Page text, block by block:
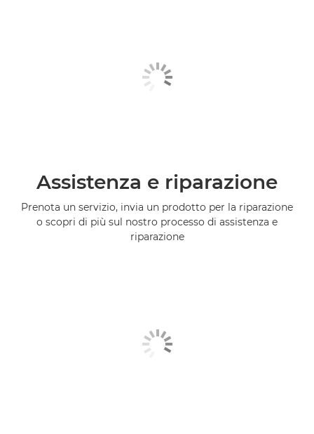
Assistenza e riparazione
Prenota un servizio, invia un prodotto per la riparazione
o scopri di più sul nostro processo di assistenza e
riparazione